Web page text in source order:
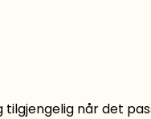
tilgjengelig når det